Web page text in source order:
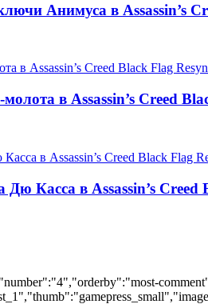
Анимуса в Assassin’s
в Assassin’s Creed
Касса в Assassin’s Creed